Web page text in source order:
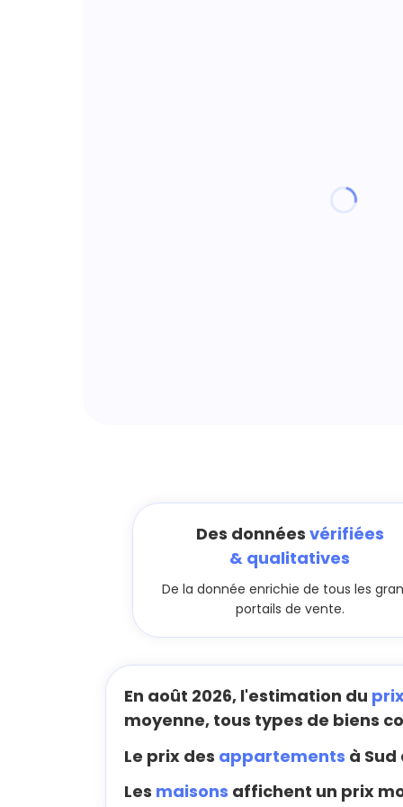
Des données vérifiées
& qualitatives
De la donnée enrichie de tous les
portails de vente.
En août 2026, l'estimation du
moyenne, tous types de biens
Le prix des appartements à
Les maisons affichent un prix